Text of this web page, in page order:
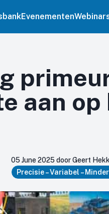
Evenementen
aan op
05 June 2025 door Geert
Precisie – Variabel –